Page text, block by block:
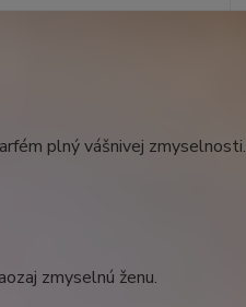
plný vášnivej zmyselnosti.
zmyselnú ženu.